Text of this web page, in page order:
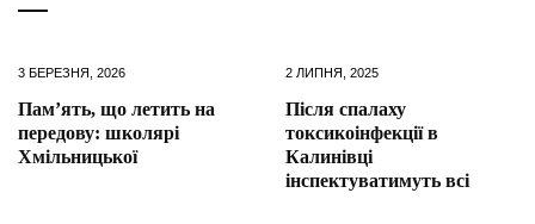
3 БЕРЕЗНЯ, 2026
Пам’ять, що летить на
передову: школярі
Хмільницької
2 ЛИПНЯ, 2025
Після спалаху
токсикоінфекції в
Калинівці
інспектуватимуть всі